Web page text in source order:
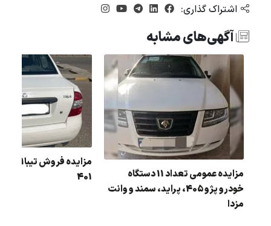
اشتراک گذاری:
آگهی‌های مشابه
401
مزایده عمومی تعداد 11 دستگاه
خودرو پژو 405، پراید، سمند و وانت
مزدا